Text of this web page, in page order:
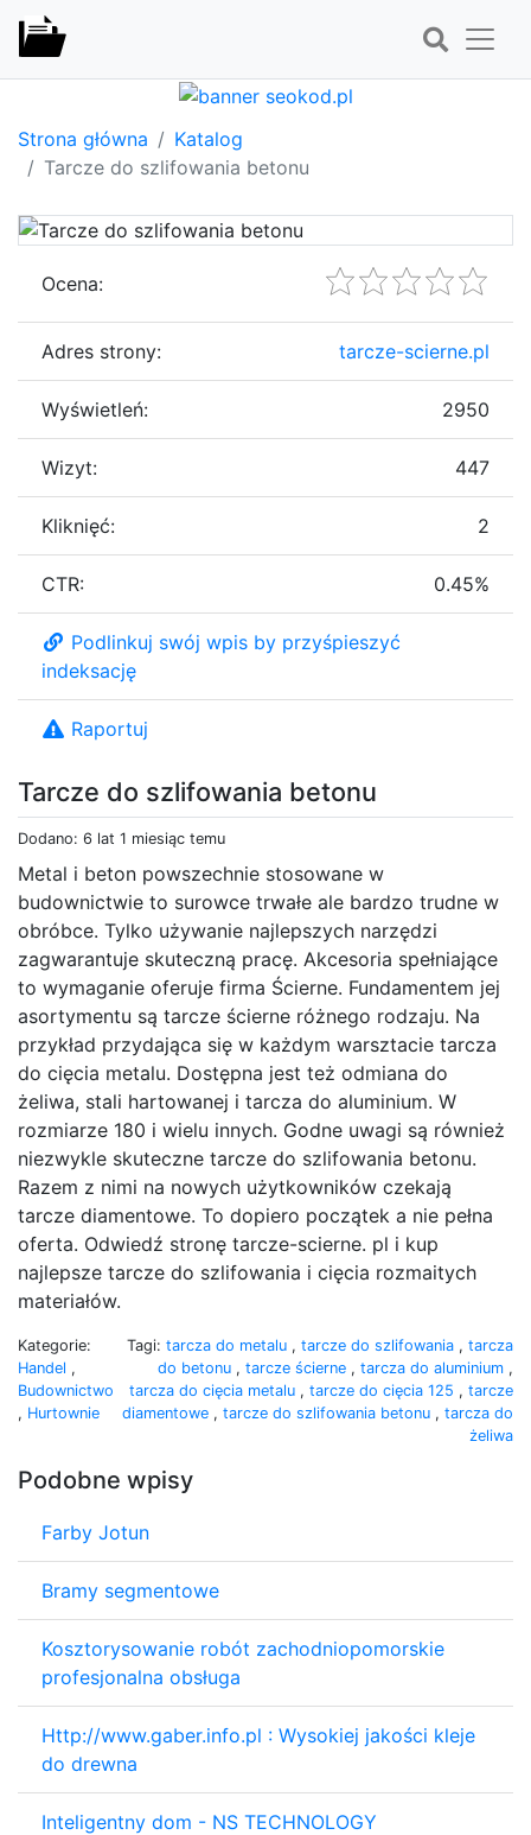
Strona główna
Katalog
Tarcze do szlifowania betonu
Tarcze do szlifowania betonu
Dodano: 6 lat 1 miesiąc temu
Metal i beton powszechnie stosowane w
budownictwie to surowce trwałe ale bardzo trudne w
obróbce. Tylko używanie najlepszych narzędzi
zagwarantuje skuteczną pracę. Akcesoria spełniające
to wymaganie oferuje firma Ścierne. Fundamentem jej
asortymentu są tarcze ścierne różnego rodzaju. Na
przykład przydająca się w każdym warsztacie tarcza
do cięcia metalu. Dostępna jest też odmiana do
żeliwa, stali hartowanej i tarcza do aluminium. W
rozmiarze 180 i wielu innych. Godne uwagi są również
niezwykle skuteczne tarcze do szlifowania betonu.
Razem z nimi na nowych użytkowników czekają
tarcze diamentowe. To dopiero początek a nie pełna
oferta. Odwiedź stronę tarcze-scierne. pl i kup
najlepsze tarcze do szlifowania i cięcia rozmaitych
materiałów.
Kategorie:
Handel ,
Budownictwo
, Hurtownie
Tagi: tarcza do metalu , tarcze do szlifowania , tarcza
do betonu , tarcze ścierne , tarcza do aluminium ,
tarcza do cięcia metalu , tarcze do cięcia 125 , tarcze
diamentowe , tarcze do szlifowania betonu , tarcza do
żeliwa
Podobne wpisy
Farby Jotun
Bramy segmentowe
Kosztorysowanie robót zachodniopomorskie
profesjonalna obsługa
Http://www.gaber.info.pl : Wysokiej jakości kleje
do drewna
Inteligentny dom - NS TECHNOLOGY
Ocena:
Adres strony: tarcze-scierne.pl
Wyświetleń: 2950
Wizyt: 447
Kliknięć: 2
CTR: 0.45%
Podlinkuj swój wpis by przyśpieszyć
indeksację
Raportuj